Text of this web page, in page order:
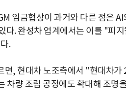
임금협상이 과거와 다른 점은
다. 완성차 업계에서는 이를 "피
.
면, 현대차 노조측에서 "현대차
차량 조립 공정에도 확대해 조명